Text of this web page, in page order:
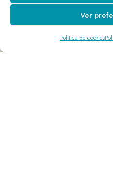
Ver
Política de cookies